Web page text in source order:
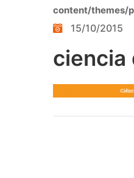
content/themes/
15/10/2015
ciencia